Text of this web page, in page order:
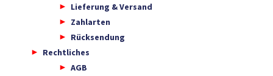
Lieferung & Versand
Zahlarten
Rücksendung
Rechtliches
AGB